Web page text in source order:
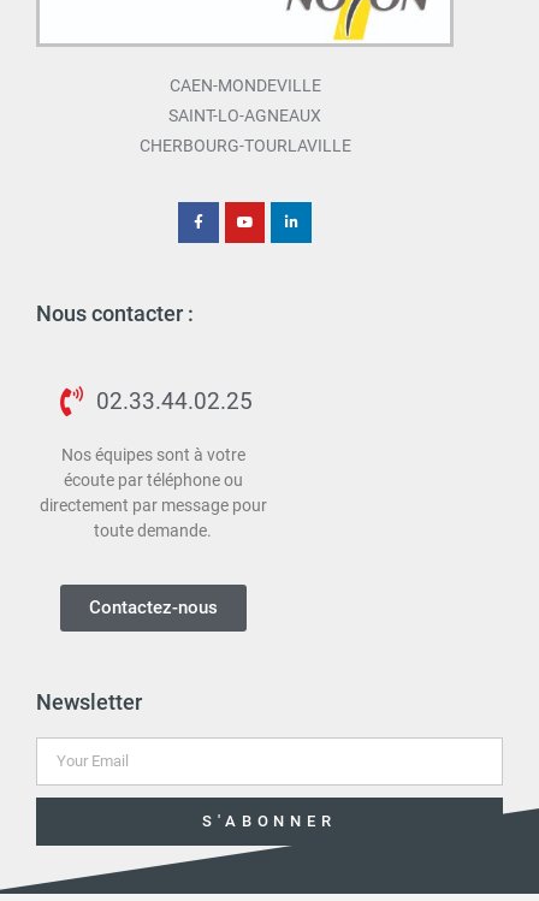
CAEN-MONDEVILLE
SAINT-LO-AGNEAUX
CHERBOURG-TOURLAVILLE
Nous contacter :
02.33.44.02.25
Nos équipes sont à votre
écoute par téléphone ou
directement par message pour
toute demande.
Contactez-nous
Newsletter
S'ABONNER